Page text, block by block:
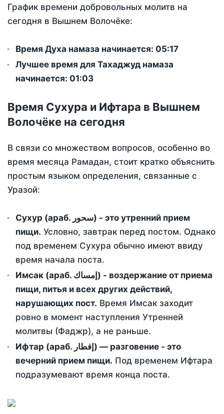
График времени добровольных молитв на
сегодня в Вышнем Волочёке:
Время Духа намаза начинается: 05:17
Лучшее время для Тахаджуд намаза
начинается: 01:03
Время Сухура и Ифтара в Вышнем
Волочёке на сегодня
В связи со множеством вопросов, особенно во
время месяца Рамадан, стоит кратко объяснить
простым языком определения, связанные с
Уразой:
Сухур (араб. سحور) - это утренний прием
пищи. Условно, завтрак перед постом. Однако
под временем Сухура обычно имеют ввиду
время начала поста.
Имсак (араб. إمساك) - воздержание от приема
пищи, питья и всех других действий,
нарушающих пост. Время Имсак заходит
ровно в момент наступления Утренней
молитвы (Фаджр), а не раньше.
Ифтар (араб. إفطار) — разговение - это
вечерний прием пищи. Под временем Ифтара
подразумевают время конца поста.